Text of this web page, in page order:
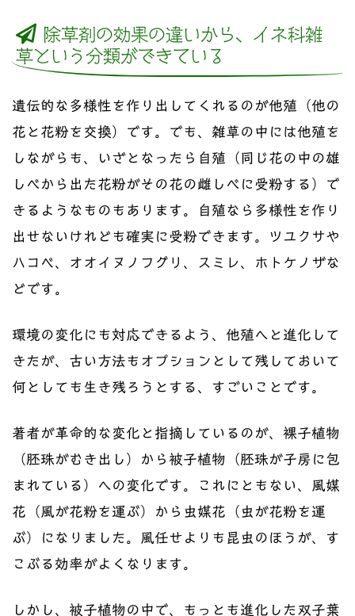
除草剤の効果の違いから、イネ科雑
草という分類ができている
遺伝的な多様性を作り出してくれるのが他殖（他の
花と花粉を交換）です。でも、雑草の中には他殖を
しながらも、いざとなったら自殖（同じ花の中の雄
しべから出た花粉がその花の雌しべに受粉する）で
きるようなものもあります。自殖なら多様性を作り
出せないけれども確実に受粉できます。ツユクサや
ハコベ、オオイヌノフグリ、スミレ、ホトケノザな
どです。
環境の変化にも対応できるよう、他殖へと進化して
きたが、古い方法もオプションとして残しておいて
何としても生き残ろうとする、すごいことです。
著者が革命的な変化と指摘しているのが、裸子植物
（胚珠がむき出し）から被子植物（胚珠が子房に包
まれている）への変化です。これにともない、風媒
花（風が花粉を運ぶ）から虫媒花（虫が花粉を運
ぶ）になりました。風任せよりも昆虫のほうが、す
こぶる効率がよくなります。
しかし、被子植物の中で、もっとも進化した双子葉